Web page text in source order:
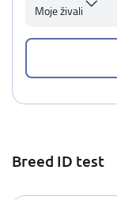
Moje živali
Breed ID test